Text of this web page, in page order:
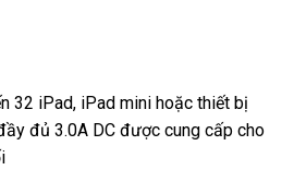
32 iPad, iPad mini hoặc thiết bị
đủ 3.0A DC được cung cấp cho